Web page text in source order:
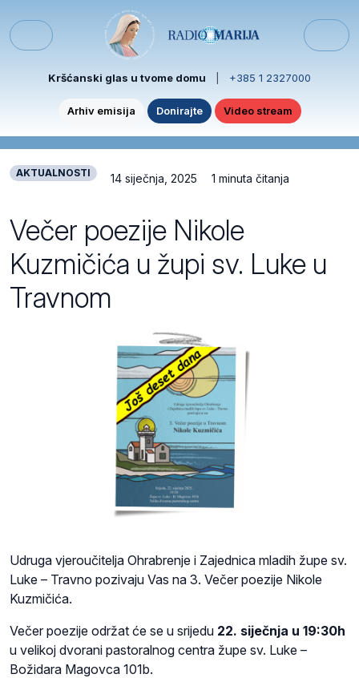
Menu
Kršćanski glas u tvome domu +385 1 2327000
Arhiv emisija Donirajte Video stream
AKTUALNOSTI 14 siječnja, 2025 1 minuta čitanja
Večer poezije Nikole
Kuzmičića u župi sv. Luke u
Travnom
Udruga vjeroučitelja Ohrabrenje i Zajednica mladih župe sv.
Luke – Travno pozivaju Vas na 3. Večer poezije Nikole
Kuzmičića.
Večer poezije održat će se u srijedu 22. siječnja u 19:30h
u velikoj dvorani pastoralnog centra župe sv. Luke –
Božidara Magovca 101b.